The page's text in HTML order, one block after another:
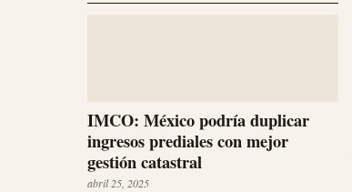
IMCO: México podría duplicar
ingresos prediales con mejor
gestión catastral
abril 25, 2025